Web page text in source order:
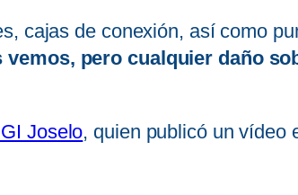
cajas de conexión, así como
pero cualquier daño
Joselo, quien publicó un vídeo